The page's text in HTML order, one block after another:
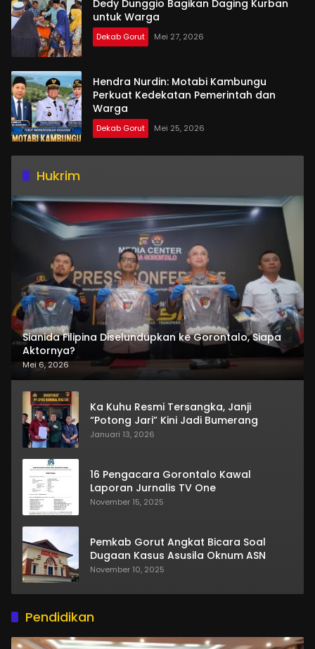
Dedy Dunggio Bagikan Daging Kurban
untuk Warga
Dekab Gorut Mei 27, 2026
Hendra Nurdin: Motabi Kambungu
Perkuat Kedekatan Pemerintah dan
Warga
Dekab Gorut Mei 25, 2026
Hukrim
Sianida Filipina Diselundupkan ke Gorontalo, Siapa
Aktornya?
Mei 6, 2026
Ka Kuhu Resmi Tersangka, Janji
“Potong Jari” Kini Jadi Bumerang
Januari 13, 2026
16 Pengacara Gorontalo Kawal
Laporan Jurnalis TV One
November 15, 2025
Pemkab Gorut Angkat Bicara Soal
Dugaan Kasus Asusila Oknum ASN
November 10, 2025
Pendidikan